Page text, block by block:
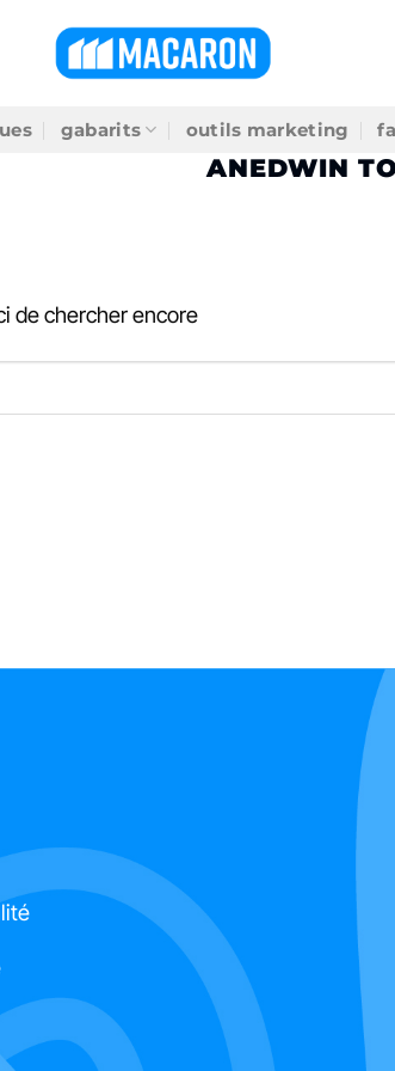
gabarits outils marketing
PAR AUTEURANEDWIN
de chercher encore